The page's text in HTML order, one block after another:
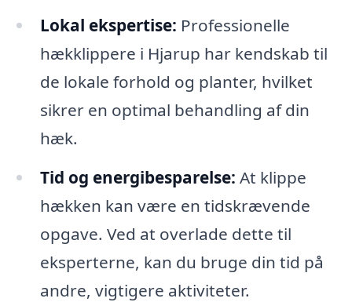
Lokal ekspertise: Professionelle
hækklippere i Hjarup har kendskab til
de lokale forhold og planter, hvilket
sikrer en optimal behandling af din
hæk.
Tid og energibesparelse: At klippe
hækken kan være en tidskrævende
opgave. Ved at overlade dette til
eksperterne, kan du bruge din tid på
andre, vigtigere aktiviteter.